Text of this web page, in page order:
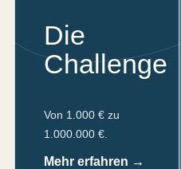
Die
Challenge
Von 1.000 € zu
1.000.000 €.
Mehr erfahren →